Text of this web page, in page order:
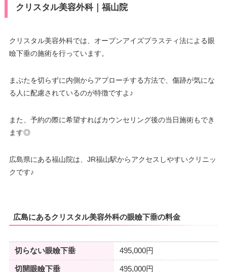
月 火 水 木 金 土 日 祝
9：00
9：00
デビットカード
ン
月 火 水 木 金
19：00
19：00
19：00
19：00
19：00
19：00
クリスタル美容外科｜福山院
クリスタル美容外科では、オープンアイズプラスティ法による眼
瞼下垂の施術を行っています。
まぶたを切らずに内側からアプローチする方法で、傷跡が気にな
る人に配慮されているのが特徴ですよ♪
また、予約の際に希望すればカウンセリング後の当日施術もでき
ます◎
広島県にある福山院は、JR福山駅からアクセスしやすいクリニッ
クです♪
広島にあるクリスタル美容外科の眼瞼下垂の料金
切らない眼瞼下垂 495,000円
切開眼瞼下垂 495,000円